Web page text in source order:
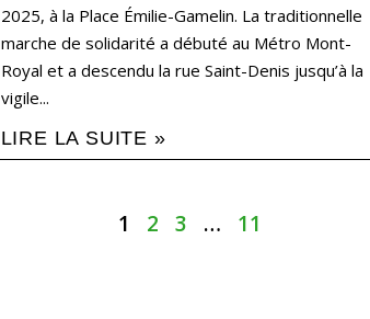
2025, à la Place Émilie-Gamelin. La traditionnelle
marche de solidarité a débuté au Métro Mont-
Royal et a descendu la rue Saint-Denis jusqu’à la
vigile...
LIRE LA SUITE »
1 2 3 … 11